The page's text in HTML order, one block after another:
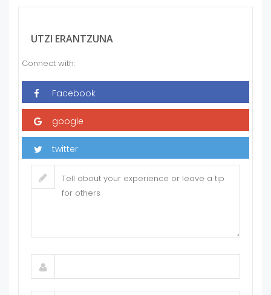
UTZI ERANTZUNA
Connect with: